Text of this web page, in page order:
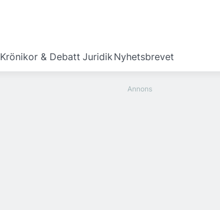
Krönikor & Debatt JuridikNyhetsbrevet